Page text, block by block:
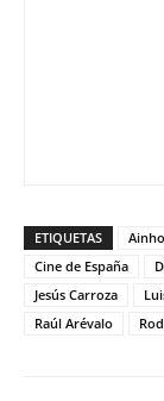
ETIQUETAS
Cine de España
Jesús Carroza
Raúl Arévalo